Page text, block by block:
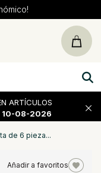
ARTÍCULOS
10-08-2026
de 6 pieza...
Añadir a favoritos